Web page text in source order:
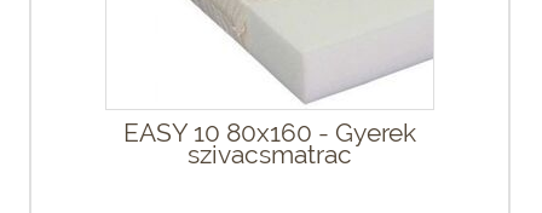
EASY 10 80x160 - Gyerek
szivacsmatrac